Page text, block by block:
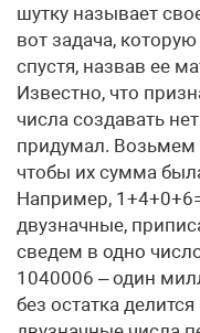
шутку называет
вот задача,
спустя, назвав ее
Известно, что
числа создавать
придумал. Возьмем
чтобы их сумма
Например,
двузначные,
сведем в одно
1040006 – один
без остатка